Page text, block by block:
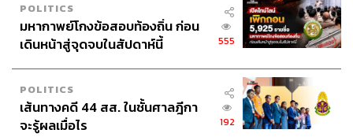
POLITICS
มหากาพย์โกงข้อสอบท้องถิ่น ก่อน
เดินหน้าสู่จุดจบในสัปดาห์นี้
555
POLITICS
เส้นทางคดี 44 สส. ในชั้นศาลฎีกา
จะรู้ผลเมื่อไร
192